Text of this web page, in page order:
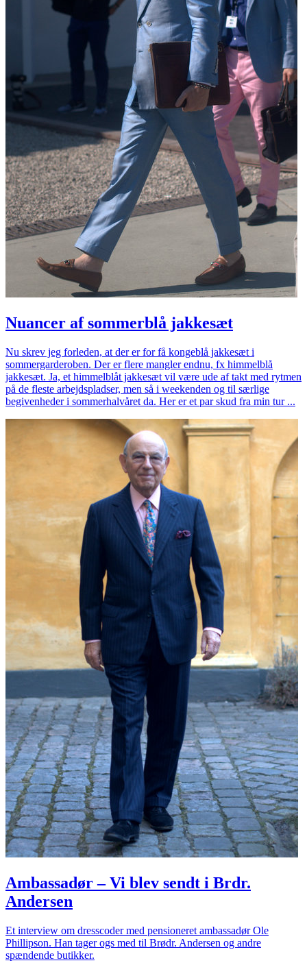
Nuancer af sommerblå jakkesæt
Nu skrev jeg forleden, at der er for få kongeblå jakkesæt i
sommergarderoben. Der er flere mangler endnu, fx himmelblå
jakkesæt. Ja, et himmelblåt jakkesæt vil være ude af takt med rytmen
på de fleste arbejdspladser, men så i weekenden og til særlige
begivenheder i sommerhalvåret da. Her er et par skud fra min tur ...
Ambassadør – Vi blev sendt i Brdr.
Andersen
Et interview om dresscoder med pensioneret ambassadør Ole
Phillipson. Han tager ogs med til Brødr. Andersen og andre
spændende butikker.